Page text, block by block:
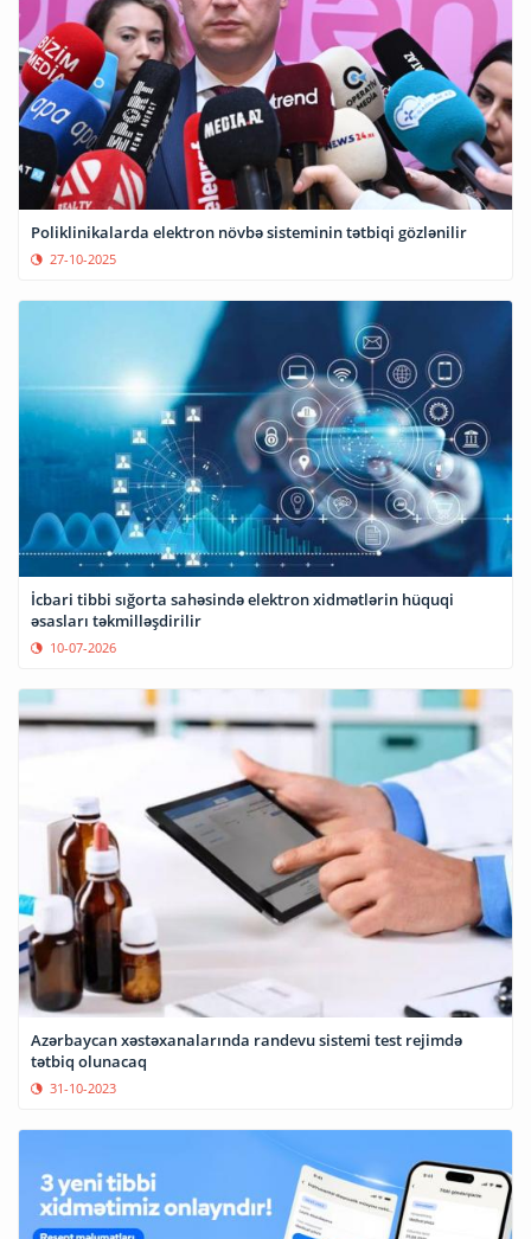
Poliklinikalarda elektron növbə sisteminin tətbiqi gözlənilir
27-10-2025
İcbari tibbi sığorta sahəsində elektron xidmətlərin hüquqi
əsasları təkmilləşdirilir
10-07-2026
Azərbaycan xəstəxanalarında randevu sistemi test rejimdə
tətbiq olunacaq
31-10-2023